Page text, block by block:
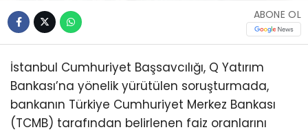
ABONE OL
İstanbul Cumhuriyet Başsavcılığı, Q Yatırım
Bankası’na yönelik yürütülen soruşturmada,
bankanın Türkiye Cumhuriyet Merkez Bankası
(TCMB) tarafından belirlenen faiz oranlarını